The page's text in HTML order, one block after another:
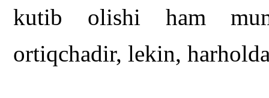
kutib olishi ham
ortiqchadir, lekin,